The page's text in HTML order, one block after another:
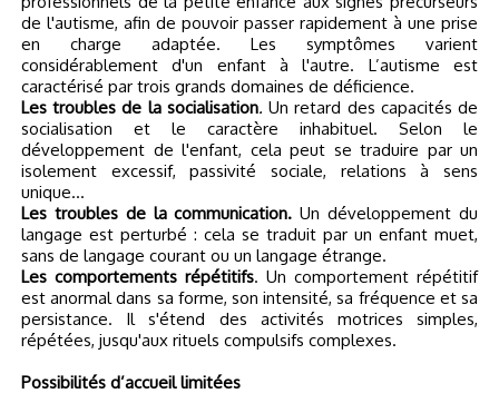
de l'autisme, afin de pouvoir passer rapidement à une prise
en charge adaptée. Les symptômes varient
considérablement d'un enfant à l'autre. L’autisme est
caractérisé par trois grands domaines de déficience.
Les troubles de la socialisation.Un retard des capacités de
socialisation et le caractère inhabituel. Selon le
développement de l'enfant, cela peut se traduire par un
isolement excessif, passivité sociale, relations à sens
unique...
Les troubles de la communication.Un développement du
langage est perturbé : cela se traduit par un enfant muet,
sans de langage courant ou un langage étrange.
Les comportements répétitifs. Un comportement répétitif
est anormal dans sa forme, son intensité, sa fréquence et sa
persistance. Il s'étend des activités motrices simples,
répétées, jusqu'aux rituels compulsifs complexes.
Possibilités d’accueil limitées